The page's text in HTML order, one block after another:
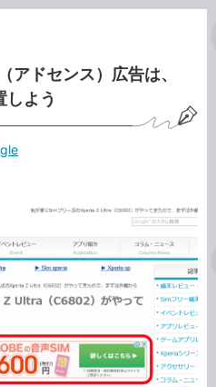
ドセンス）広告は、
しよう